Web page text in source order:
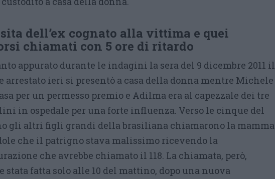
dell’ex cognato alla vittima e quei
chiamati con 5 ore di ritardo
appurato durante le indagini la sera del 9 dicembre 2011 il
arrestato ieri si presentò a casa della donna mentre Michele
per un permesso premio e Adilma era al capezzale dei tre
in ospedale per una forte influenza. Verso le cinque del
gli altri figli grandi della brasiliana chiamarono la mamma
che il patrigno stava malissimo ricevendo la
che avrebbe chiamato il 118. La chiamata, però,
stata fatta solo alle 10 del mattino, dopo una nuova